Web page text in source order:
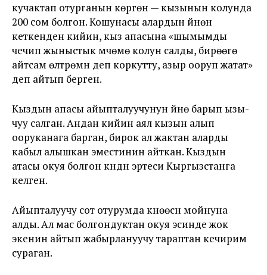
кучактап отурганын көргөн — кызынын колунда
200 сом болгон. Кошунасы алардын үйүнөн
кеткенден кийин, кыз апасына «шымымды
чечип жыныстык мүчөмө колун салды, бирөөгө
айтсам өлтүрөмүн деп коркутту, азыр ооруп жатат»
деп айтып берген.
Кыздын апасы айыпталуучунун үйүнө барып ызы-
чуу салган. Андан кийин аял кызын алып
ооруканага барган, бирок ал жактан аларды
кабыл алышкан эместинин айткан. Кыздын
атасы окуя болгон күндүн эртеси Кыргызстанга
келген.
Айыпталуучу сот отурумда күнөөсүн мойнуна
алды. Ал мас болгондуктан окуя эсинде жок
экенин айтып жабырлануучу тараптан кечирим
сураган.